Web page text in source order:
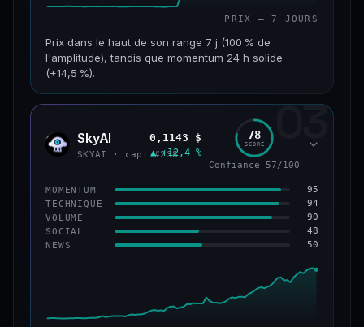
PRIX — 7 JOURS
Prix dans le haut de son range 7 j (100 % de
l'amplitude), tandis que momentum 24 h solide
(+14,5 %).
CAP. MARCHÉ VOLUME 24 H
VAR. 7 J VAR. 30 J
+211,4 %
VS ATH
−3,2 % #193
CONFIANCE 50/100
03
SKYA SkyAI
SKYAI · capi #238
0,1143 $
▲ +12,4 %
78
SCORE
Confiance 57/100
MOMENTUM 95
TECHNIQUE 94
VOLUME 90
SOCIAL 48
NEWS 50